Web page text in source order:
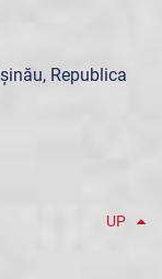
Republica
UP